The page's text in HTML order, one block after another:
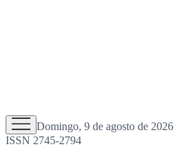
Domingo, 9 de agosto de 2026
ISSN 2745-2794